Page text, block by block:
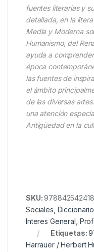
fuentes literarias y
detallada, en la
Media y Moderna
Humanismo, del
ayuda a
época
las fuentes de
el ámbito
de las diversas
una atención
Antigüedad en la
SKU:
Sociales
Interes General
Etiquetas:
Harrauer / Herbert